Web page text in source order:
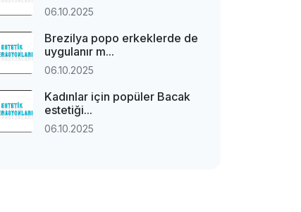
06.10.2025
Brezilya popo erkeklerde de
uygulanır m...
06.10.2025
Kadınlar için popüler Bacak
estetiği...
06.10.2025